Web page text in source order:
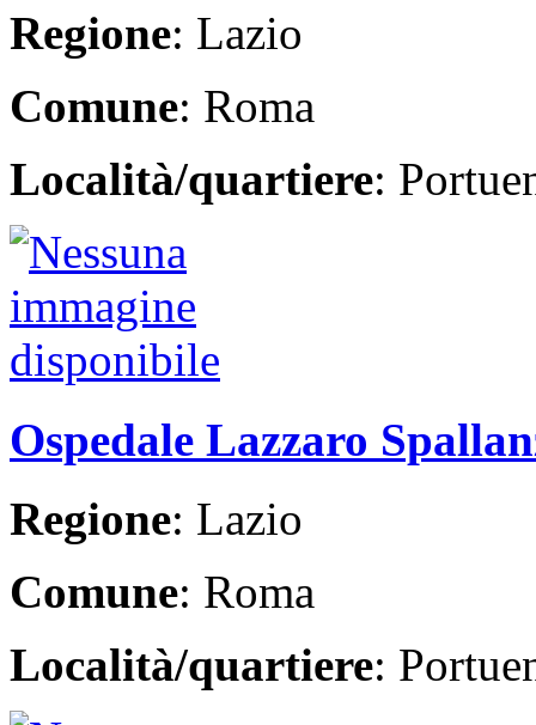
Regione: Lazio
Comune: Roma
Località/quartiere:
Ospedale Lazzaro
Regione: Lazio
Comune: Roma
Località/quartiere: